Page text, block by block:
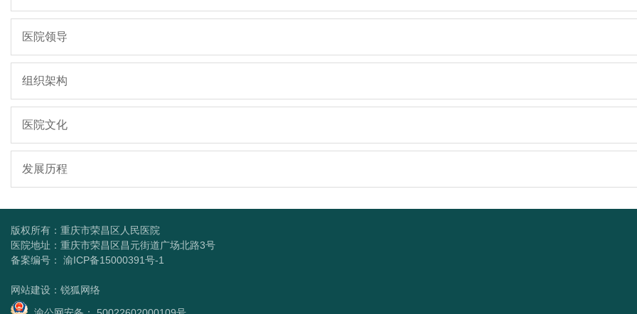
医院领导
组织架构
医院文化
发展历程
版权所有：重庆市荣昌区人民医院
医院地址：重庆市荣昌区昌元街道广场北路3号
备案编号：
渝ICP备15000391号-1
网站建设 ： 锐狐网络